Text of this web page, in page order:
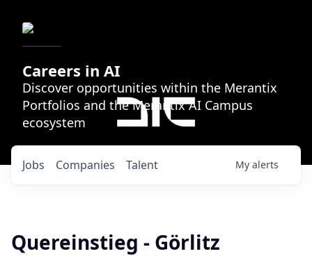
Careers in AI
Discover opportunities within the Merantix
Portfolios and the Merantix AI Campus
ecosystem
Jobs Companies Talent My alerts
Quereinstieg - Görlitz